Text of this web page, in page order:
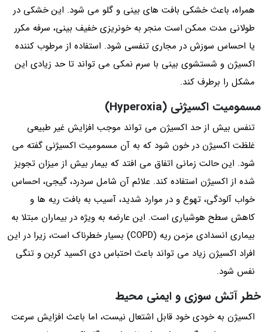
همراه، باعث خشکی بافت‌ های بینی و گلو می‌ شود. این خشکی در
طولانی‌ مدت ممکن است منجر به خونریزی خفیف بینی، سرفه مکرر
یا احساس سوزش در مجاری تنفسی شود. استفاده از مرطوب‌ کننده
اکسیژن و شستشوی بینی با سرم نمکی می‌ تواند تا حد زیادی این
مشکل را برطرف کند.
مسمومیت اکسیژنی (Hyperoxia)
تنفس بیش از حد اکسیژن می تواند موجب افزایش غیر طبیعی
غلظت اکسیژن در خون شود که به آن مسمومیت اکسیژنی گفته می
شود. این حالت زمانی اتفاق می افتد که بیمار بیش از میزان تجویز
شده از اکسیژن استفاده کند. علائم آن شامل سردرد، گیجی، احساس
خواب‌ آلودگی، تهوع و در موارد شدید، آسیب به بافت ریه‌ ها و
کاهش سطح هوشیاری است. این عارضه به ویژه در بیماران مبتلا به
بیماری انسدادی مزمن ریه (COPD) بسیار خطرناک است، زیرا در این
افراد اکسیژن زیاد می‌ تواند باعث احتباس دی‌ اکسید کربن و تنگی
نفس شود.
خطر آتش‌ سوزی و ایمنی محیط
اکسیژن به خودی‌ خود قابل اشتعال نیست، اما باعث افزایش سرعت